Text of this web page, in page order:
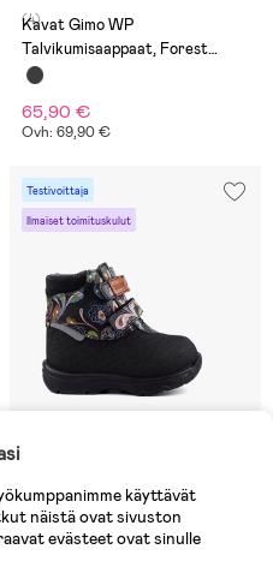
(4)
Kavat Gimo WP
Talvikumisaappaat, Forest
Night
65,90 €
Ovh: 69,90 €
Testivoittaja
Ilmaiset toimituskulut
Varastossa
käyttävät
näistä ovat sivuston
evästeet ovat sinulle